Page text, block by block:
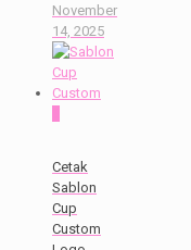
November
14, 2025
Cetak
Sablon
Cup
Custom